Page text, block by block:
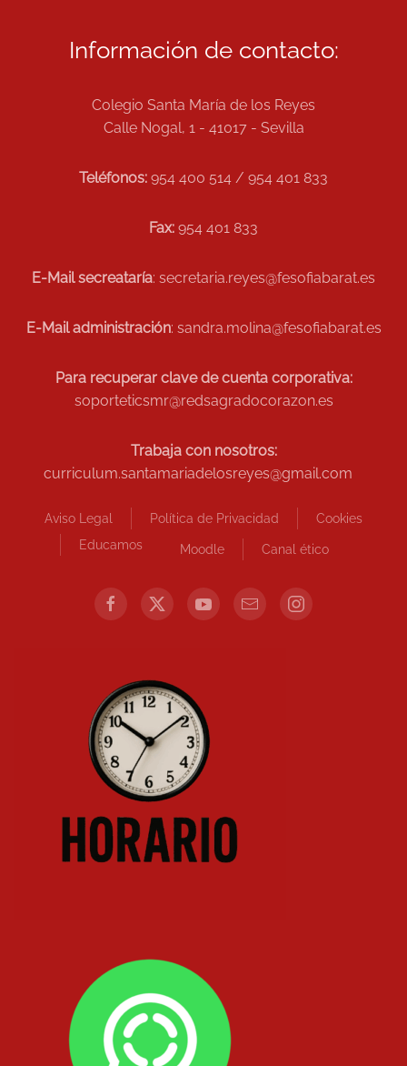
Información de contacto:
Colegio Santa María de los Reyes
Calle Nogal, 1 - 41017 - Sevilla
Teléfonos: 954 400 514 / 954 401 833
Fax: 954 401 833
E-Mail secreataría: secretaria.reyes@fesofiabarat.es
E-Mail administración: sandra.molina@fesofiabarat.es
Para recuperar clave de cuenta corporativa:
soporteticsmr@redsagradocorazon.es
Trabaja con nosotros:
curriculum.santamariadelosreyes@gmail.com
Aviso Legal Política de Privacidad
Cookies
Educamos
Moodle Canal ético